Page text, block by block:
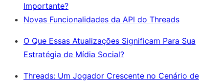
Importante?
Novas Funcionalidades da API do Threads
O Que Essas Atualizações Significam Para Sua
Estratégia de Mídia Social?
Threads: Um Jogador Crescente no Cenário de